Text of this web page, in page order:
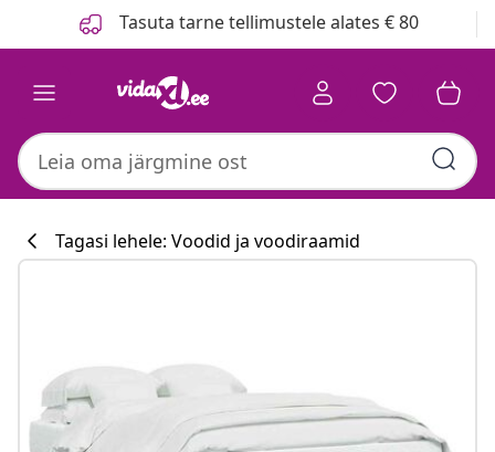
Tasuta tarne tellimustele alates € 80
#sharemevidaxl
Tagasi lehele: Voodid ja voodiraamid